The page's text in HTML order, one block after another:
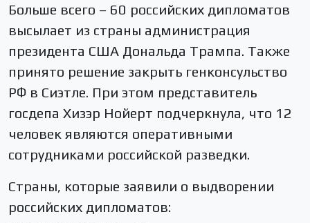
Больше всего – 60 российских дипломатов
высылает из страны администрация
президента США Дональда Трампа. Также
принято решение закрыть генконсульство
РФ в Сиэтле. При этом представитель
госдепа Хизэр Нойерт подчеркнула, что 12
человек являются оперативными
сотрудниками российской разведки.
Страны, которые заявили о выдворении
российских дипломатов: